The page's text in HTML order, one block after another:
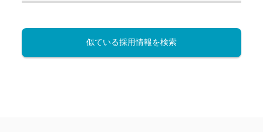
似ている採用情報を検索